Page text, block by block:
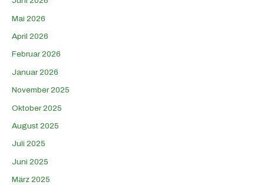
Mai 2026
April 2026
Februar 2026
Januar 2026
November 2025
Oktober 2025
August 2025
Juli 2025
Juni 2025
März 2025